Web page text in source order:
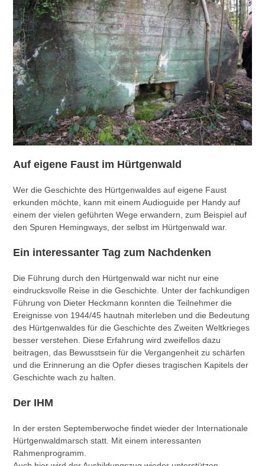
Auf eigene Faust im Hürtgenwald
Wer die Geschichte des Hürtgenwaldes auf eigene Faust
erkunden möchte, kann mit einem Audioguide per Handy auf
einem der vielen geführten Wege erwandern, zum Beispiel auf
den Spuren Hemingways, der selbst im Hürtgenwald war.
Ein interessanter Tag zum Nachdenken
Die Führung durch den Hürtgenwald war nicht nur eine
eindrucksvolle Reise in die Geschichte. Unter der fachkundigen
Führung von Dieter Heckmann konnten die Teilnehmer die
Ereignisse von 1944/45 hautnah miterleben und die Bedeutung
des Hürtgenwaldes für die Geschichte des Zweiten Weltkrieges
besser verstehen. Diese Erfahrung wird zweifellos dazu
beitragen, das Bewusstsein für die Vergangenheit zu schärfen
und die Erinnerung an die Opfer dieses tragischen Kapitels der
Geschichte wach zu halten.
Der IHM
In der ersten Septemberwoche findet wieder der Internationale
Hürtgenwaldmarsch statt. Mit einem interessanten
Rahmenprogramm.